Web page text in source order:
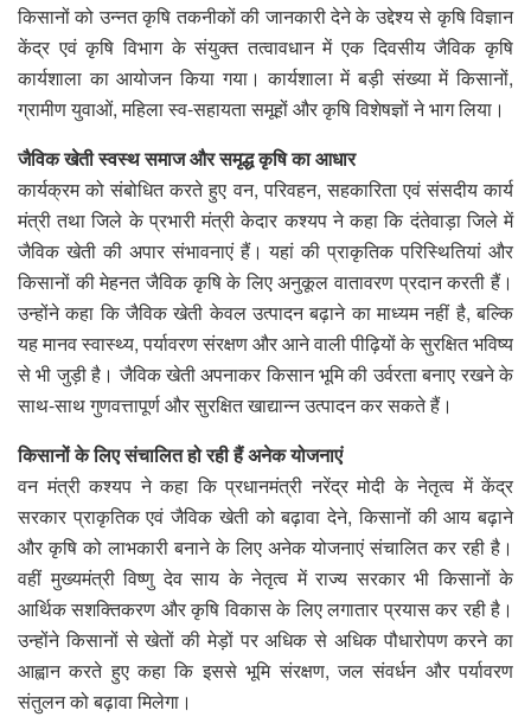
किसानों को उन्नत कृषि तकनीकों की जानकारी देने के उद्देश्य से कृषि विज्ञान
केंद्र एवं कृषि विभाग के संयुक्त तत्वावधान में एक दिवसीय जैविक कृषि
कार्यशाला का आयोजन किया गया। कार्यशाला में बड़ी संख्या में किसानों,
ग्रामीण युवाओं, महिला स्व-सहायता समूहों और कृषि विशेषज्ञों ने भाग लिया।
जैविक खेती स्वस्थ समाज और समृद्ध कृषि का आधार
कार्यक्रम को संबोधित करते हुए वन, परिवहन, सहकारिता एवं संसदीय कार्य
मंत्री तथा जिले के प्रभारी मंत्री केदार कश्यप ने कहा कि दंतेवाड़ा जिले में
जैविक खेती की अपार संभावनाएं हैं। यहां की प्राकृतिक परिस्थितियां और
किसानों की मेहनत जैविक कृषि के लिए अनुकूल वातावरण प्रदान करती हैं।
उन्होंने कहा कि जैविक खेती केवल उत्पादन बढ़ाने का माध्यम नहीं है, बल्कि
यह मानव स्वास्थ्य, पर्यावरण संरक्षण और आने वाली पीढ़ियों के सुरक्षित भविष्य
से भी जुड़ी है। जैविक खेती अपनाकर किसान भूमि की उर्वरता बनाए रखने के
साथ-साथ गुणवत्तापूर्ण और सुरक्षित खाद्यान्न उत्पादन कर सकते हैं।
किसानों के लिए संचालित हो रही हैं अनेक योजनाएं
वन मंत्री कश्यप ने कहा कि प्रधानमंत्री नरेंद्र मोदी के नेतृत्व में केंद्र
सरकार प्राकृतिक एवं जैविक खेती को बढ़ावा देने, किसानों की आय बढ़ाने
और कृषि को लाभकारी बनाने के लिए अनेक योजनाएं संचालित कर रही है।
वहीं मुख्यमंत्री विष्णु देव साय के नेतृत्व में राज्य सरकार भी किसानों के
आर्थिक सशक्तिकरण और कृषि विकास के लिए लगातार प्रयास कर रही है।
उन्होंने किसानों से खेतों की मेड़ों पर अधिक से अधिक पौधारोपण करने का
आह्वान करते हुए कहा कि इससे भूमि संरक्षण, जल संवर्धन और पर्यावरण
संतुलन को बढ़ावा मिलेगा।